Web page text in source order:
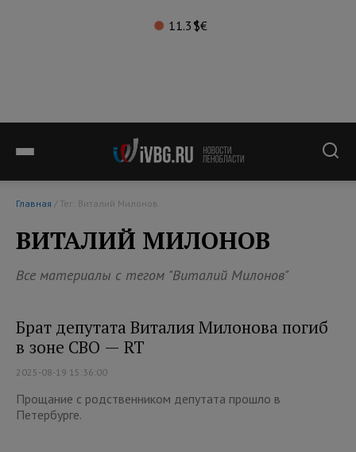
11.3°$€
Главная / Тег: Виталий Милонов
ВИТАЛИЙ МИЛОНОВ
Все материалы с тегом "Виталий Милонов"
Брат депутата Виталия Милонова погиб
в зоне СВО — RT
2025-08-19 15:36:00
Прощание с родственником депутата прошло в
Петербурге.